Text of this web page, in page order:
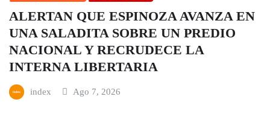
ALERTAN QUE ESPINOZA AVANZA EN
UNA SALADITA SOBRE UN PREDIO
NACIONAL Y RECRUDECE LA
INTERNA LIBERTARIA
index Ago 7, 2026